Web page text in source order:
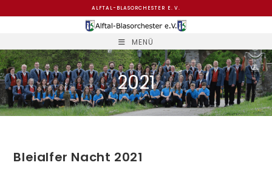
ALFTAL-BLASORCHESTER E. V.
MENÜ
2021
Bleialfer Nacht 2021